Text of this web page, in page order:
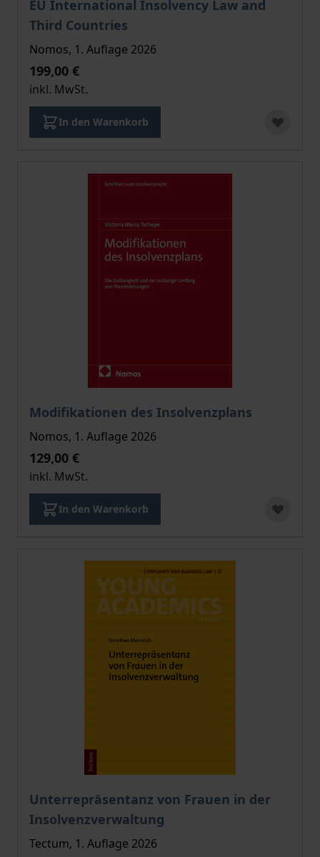
EU International Insolvency Law and
Third Countries
Nomos, 1. Auflage 2026
199,00 €
inkl. MwSt.
In den Warenkorb
Modifikationen des Insolvenzplans
Der Preis dieses Titels richtet sich nach der
Nomos, 1. Auflage 2026
129,00 €
inkl. MwSt.
In den Warenkorb
Unterrepräsentanz von Frauen in der
Insolvenzverwaltung
Der Preis dieses Titels richtet sich nach der
Tectum, 1. Auflage 2026